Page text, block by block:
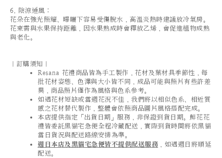
6. 陰涼通風：
花朵在強光照耀、曝曬下容易受傷脫水，高溫炎熱時建議放冷氣房。
花束需與水果保持距離，因水果熟成時會釋放乙烯，會促進植物成熟
與老化。
｜訂購須知｜
Resana 花禮商品皆為手工製作，花材及葉材具季節性，每
批花材姿態、色澤與大小皆不同，成品可能與照片有些許差
異，商品照片僅作為風格與色系參考。
如遇花材短缺或當週花況不佳，我們將以相似色系、相近質
感之花材替代製作，整體會依照商品圖片風格搭配完成。
本店提供指定「出貨日期」服務，非保證到貨日期。鮮花花
禮皆委託黑貓宅急便全程冷藏配送，實際到貨時間將依黑貓
當日貨況與配送路線安排為準。
週日本店及黑貓宅急便皆不提供配送服務 ，如遇週日將順延
配送。